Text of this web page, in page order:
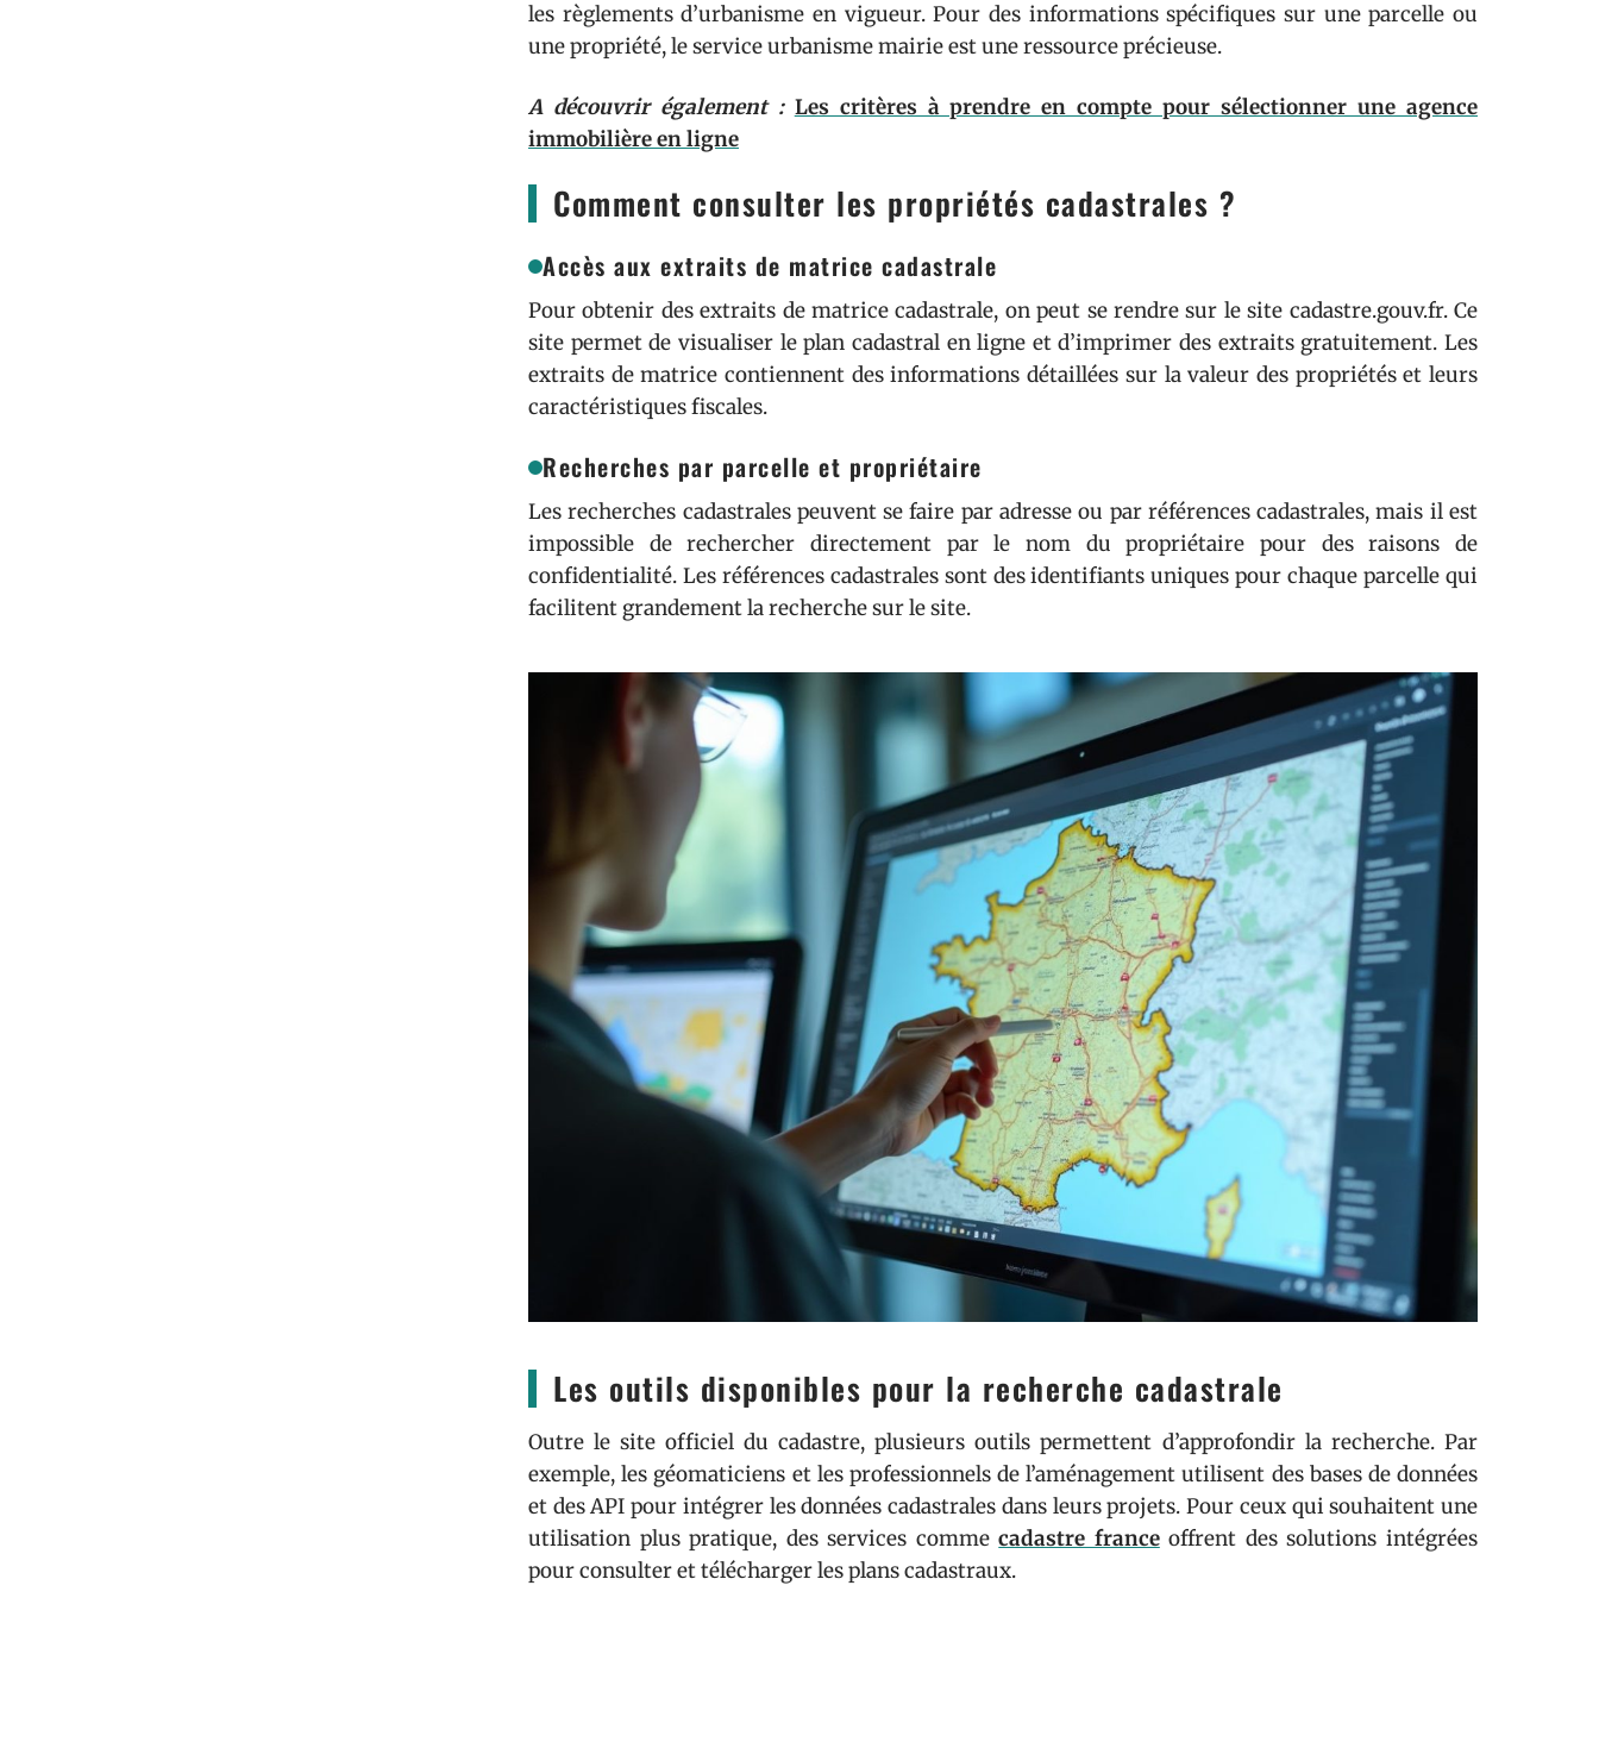
les règlements d’urbanisme en vigueur. Pour des informations spécifiques sur une parcelle ou
une propriété, le service urbanisme mairie est une ressource précieuse.
A découvrir également : Les critères à prendre en compte pour sélectionner une agence
immobilière en ligne
Comment consulter les propriétés cadastrales ?
Accès aux extraits de matrice cadastrale
Pour obtenir des extraits de matrice cadastrale, on peut se rendre sur le site cadastre.gouv.fr. Ce
site permet de visualiser le plan cadastral en ligne et d’imprimer des extraits gratuitement. Les
extraits de matrice contiennent des informations détaillées sur la valeur des propriétés et leurs
caractéristiques fiscales.
Recherches par parcelle et propriétaire
Les recherches cadastrales peuvent se faire par adresse ou par références cadastrales, mais il est
impossible de rechercher directement par le nom du propriétaire pour des raisons de
confidentialité. Les références cadastrales sont des identifiants uniques pour chaque parcelle qui
facilitent grandement la recherche sur le site.
Les outils disponibles pour la recherche cadastrale
Outre le site officiel du cadastre, plusieurs outils permettent d’approfondir la recherche. Par
exemple, les géomaticiens et les professionnels de l’aménagement utilisent des bases de données
et des API pour intégrer les données cadastrales dans leurs projets. Pour ceux qui souhaitent une
utilisation plus pratique, des services commecadastre franceoffrent des solutions intégrées
pour consulter et télécharger les plans cadastraux.